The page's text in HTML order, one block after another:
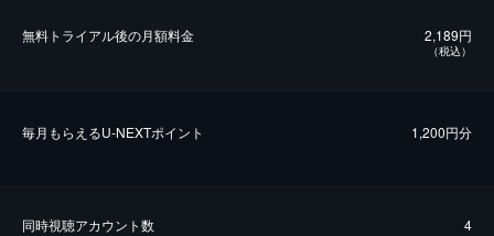
無料トライアル後の⽉額料金 2,189円
（税込）
毎⽉もらえるU-NEXTポイント 1,200円分
同時視聴アカウント数 4